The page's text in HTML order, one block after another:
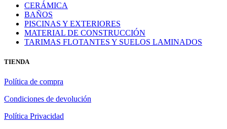
CERÁMICA
BAÑOS
PISCINAS Y EXTERIORES
MATERIAL DE CONSTRUCCIÓN
TARIMAS FLOTANTES Y SUELOS LAMINADOS
TIENDA
Política de compra
Condiciones de devolución
Política Privacidad